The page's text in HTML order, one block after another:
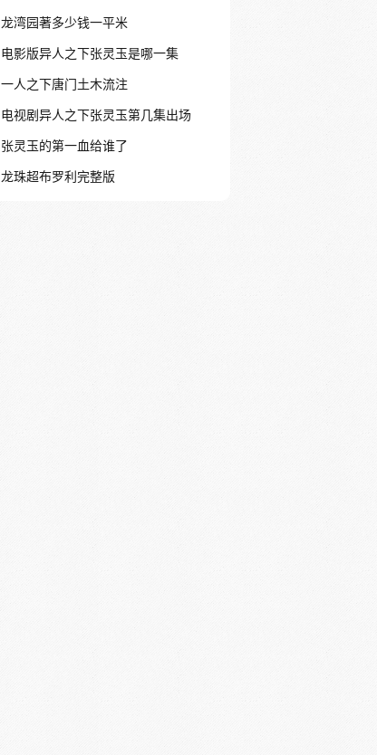
龙湾园著多少钱一平米
电影版异人之下张灵玉是哪一集
一人之下唐门土木流注
电视剧异人之下张灵玉第几集出场
张灵玉的第一血给谁了
龙珠超布罗利完整版